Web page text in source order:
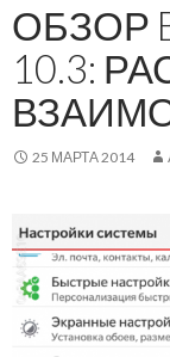
ОБЗОР
10.3:
25 МАРТА 2014